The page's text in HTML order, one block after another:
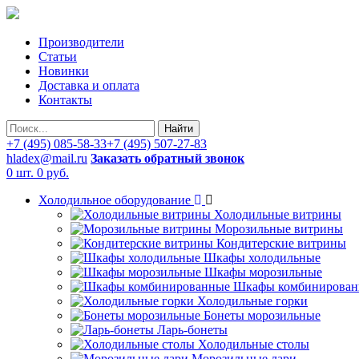
Производители
Статьи
Новинки
Доставка и оплата
Контакты
Найти
+7 (495) 085-58-33+7 (495) 507-27-83
hladex@mail.ru Заказать обратный звонок
0 шт. 0 руб.
Холодильное оборудование
Холодильные витрины
Морозильные витрины
Кондитерские витрины
Шкафы холодильные
Шкафы морозильные
Шкафы
Холодильные горки
Бонеты морозильные
Ларь-бонеты
Холодильные столы